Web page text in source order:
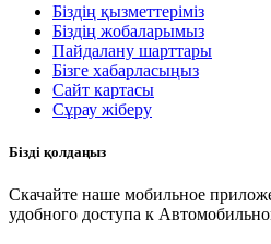
Біздің қызметтеріміз
Біздің жобаларымыз
Пайдалану шарттары
Бізге хабарласыңыз
Сайт картасы
Сұрау жіберу
Бізді қолдаңыз
Скачайте наше мобильное
удобного доступа к